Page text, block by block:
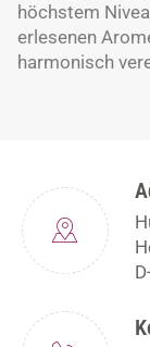
höchstem
erlesenen
harmonisch